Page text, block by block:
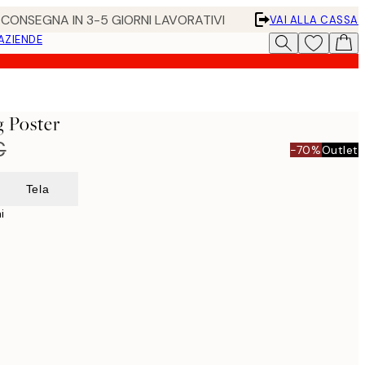
IN 3-5 GIORNI LAVORATIVI
VAI ALLA CASSA
Poster
-70%Outlet
Tela